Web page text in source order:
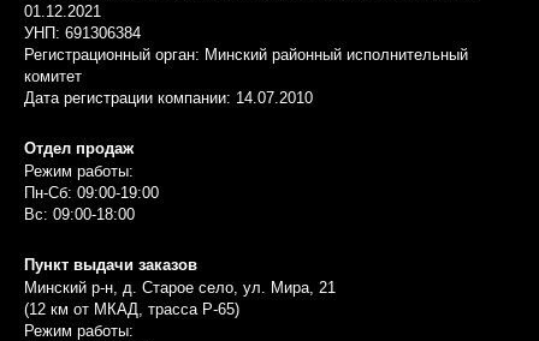
01.12.2021
УНП: 691306384
Регистрационный орган: Минский районный исполнительный
комитет
Дата регистрации компании: 14.07.2010
Отдел продаж
Режим работы:
Пн-Сб: 09:00-19:00
Вс: 09:00-18:00
Пункт выдачи заказов
Минский р-н, д. Старое село, ул. Мира, 21
(12 км от МКАД, трасса P-65)
Режим работы: